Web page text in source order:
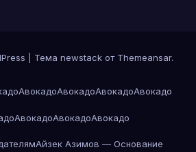
Тема newstack от Themeansar.
АвокадоАвокадоАвокадоАвокадо
АвокадоАвокадоАвокадо
Айзек Азимов — Основание